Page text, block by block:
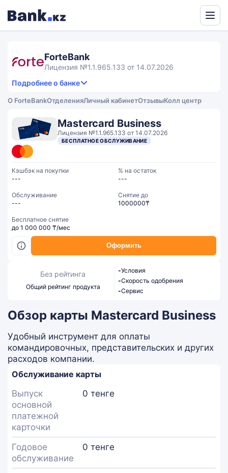
ForteBank
Лицензия №1.1.965.133 от 14.07.2026
Подробнее о банке
3.4
3,4
rating
3.8
Продукты и услуги
О ForteBankОтделенияЛичный кабинетОтзывыКолл центр
Mastercard Business
Лицензия №1.1.965.133 от 14.07.2026
БЕСПЛАТНОЕ ОБСЛУЖИВАНИЕ
Оформить
Кэшбэк на покупки
---
% на остаток
---
Обслуживание
---
Cнятие до
1000000₸
Бесплатное снятие
до 1 000 000 ₸/мес
Без рейтинга
Общий рейтинг продукта
-Условия
-Скорость одобрения
-Сервис
Обзор карты Mastercard Business
Удобный инструмент для оплаты
командировочных, представительских и других
расходов компании.
Обслуживание карты
Выпуск
основной
платежной
карточки
0 тенге
Годовое
обслуживание
0 тенге